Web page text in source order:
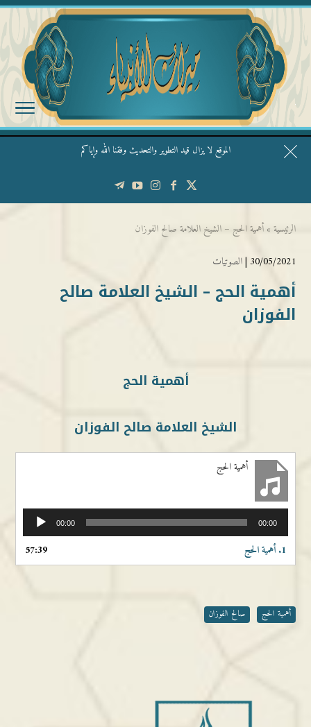
الموقع لا يزال قيد التطوير والتحديث وفقنا الله وإياكم
قال الشيخ ربيع وفقه الله: نحن ليس عندنا تقديس الأشخاص
الرئيسية » أهمية الحج – الشيخ العلامة صالح الفوزان
30/05/2021 | الصوتيات
أهمية الحج – الشيخ العلامة صالح
الفوزان
أهمية الحج
الشيخ العلامة صالح الفوزان
أهمية الحج
الصوت
00:00 00:00
1. أهمية الحج 57:39
أهمية الحج صالح الفوزان